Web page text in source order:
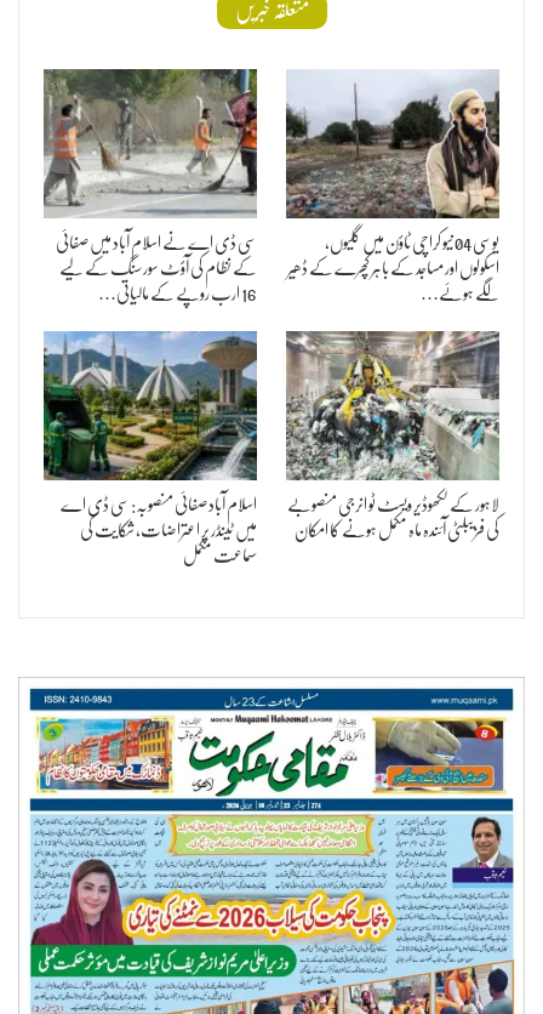
متعلقہ خبریں
یوسی 04 نیو کراچی ٹاؤن میں گلیوں،
اسکولوں اور مساجد کے باہر کچرے کے ڈھیر
لگے ہوئے…
سی ڈی اے نے اسلام آباد میں صفائی
کے نظام کی آؤٹ سورسنگ کے لیے
16 ارب روپے کے مالیاتی…
لاہور کے لکھوڈیر ویسٹ ٹو انرجی منصوبے
کی فزیبلٹی آئندہ ماہ مکمل ہونے کا امکان
اسلام آباد صفائی منصوبہ: سی ڈی اے
میں ٹینڈر پر اعتراضات، شکایت کی
سماعت مکمل